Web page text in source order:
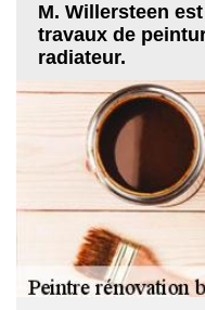
M. Willersteen
travaux de
radiateur.